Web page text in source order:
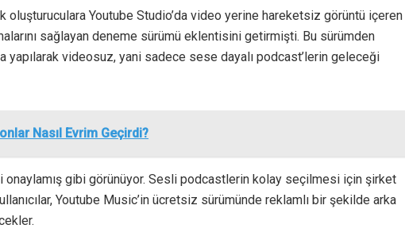
Youtube Studio’da video yerine hareketsiz görüntü içeren
sağlayan deneme sürümü eklentisini getirmişti. Bu sürümden
yapılarak videosuz, yani sadece sese dayalı podcast’lerin geleceği
Nasıl Evrim Geçirdi?
onaylamış gibi görünüyor. Sesli podcastlerin kolay seçilmesi için şirket
Youtube Music’in ücretsiz sürümünde reklamlı bir şekilde arka